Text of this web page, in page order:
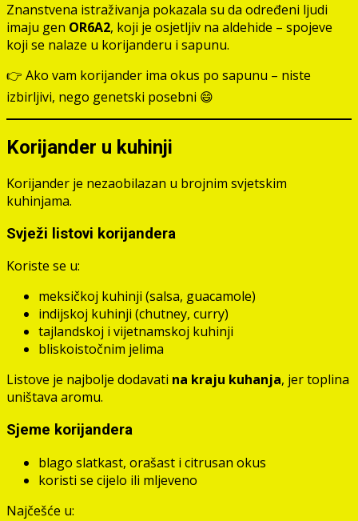
Znanstvena istraživanja pokazala su da određeni ljudi
imaju gen OR6A2, koji je osjetljiv na aldehide – spojeve
koji se nalaze u korijanderu i sapunu.
👉 Ako vam korijander ima okus po sapunu – niste
izbirljivi, nego genetski posebni 😄
Korijander u kuhinji
Korijander je nezaobilazan u brojnim svjetskim
kuhinjama.
Svježi listovi korijandera
Koriste se u:
meksičkoj kuhinji (salsa, guacamole)
indijskoj kuhinji (chutney, curry)
tajlandskoj i vijetnamskoj kuhinji
bliskoistočnim jelima
Listove je najbolje dodavati na kraju kuhanja, jer toplina
uništava aromu.
Sjeme korijandera
blago slatkast, orašast i citrusan okus
koristi se cijelo ili mljeveno
Najčešće u: